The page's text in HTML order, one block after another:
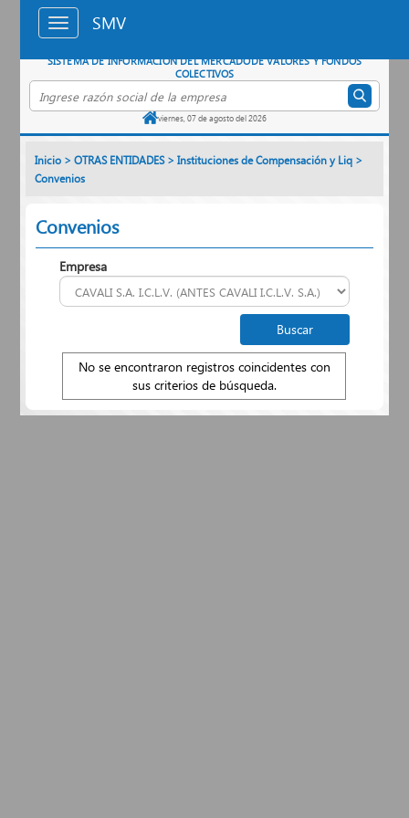
Saltar al contenido principal
SISTEMA DE INFORMACIÓN DEL MERCADODE VALORES Y FONDOS
COLECTIVOS
Buscar empresa por razón social
viernes, 07 de agosto del 2026
SMV
Inicio >OTRAS ENTIDADES>Instituciones de Compensación y Liq >
Convenios
Convenios
Empresa
No se encontraron registros coincidentes con
sus criterios de búsqueda.